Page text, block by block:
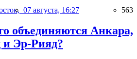
07 августа, 16:27 563
объединяются Анкара,
и Эр-Рияд?